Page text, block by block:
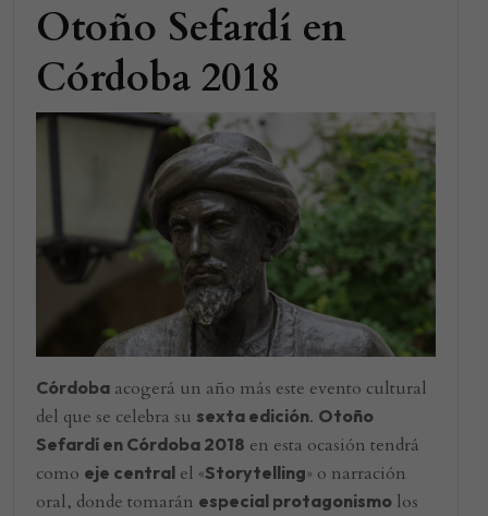
Otoño Sefardí en
Córdoba 2018
Córdoba acogerá un año más este evento cultural
del que se celebra su sexta edición. Otoño
Sefardí en Córdoba 2018 en esta ocasión tendrá
como eje central el «Storytelling» o narración
oral, donde tomarán especial protagonismo los